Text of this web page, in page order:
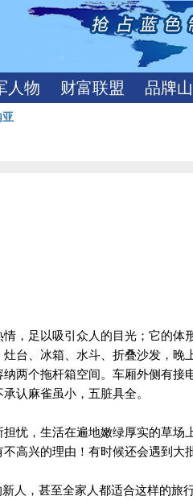
人物 财富联盟 品牌
，足以吸引众人的目光；它的体
台、冰箱、水斗、折叠沙发，晚
两个拖杆箱空间。车厢外侧有接
认麻雀虽小，五脏具全。
忧，生活在遍地嫩绿厚实的草场
高兴的理由！有时候还会遇到大
人，甚至全家人都适合这样的旅